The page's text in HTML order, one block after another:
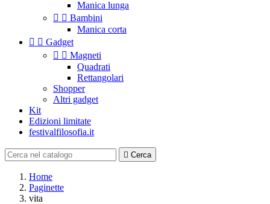
Manica lunga
  Bambini
Manica corta
  Gadget
  Magneti
Quadrati
Rettangolari
Shopper
Altri gadget
Kit
Edizioni limitate
festivalfilosofia.it
 Cerca
Home
Paginette
vita